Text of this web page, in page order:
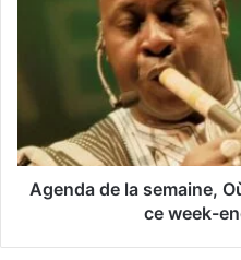
Agenda de la semaine,
ce week-